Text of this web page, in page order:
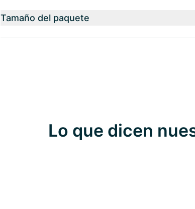
Tamaño del paquete
Lo que dicen